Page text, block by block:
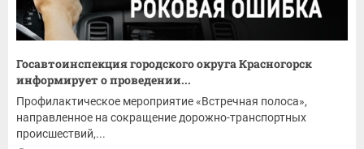
Госавтоинспекция городского округа Красногорск
информирует о проведении...
Профилактическое мероприятие «Встречная полоса»,
направленное на сокращение дорожно-транспортных
происшествий,...